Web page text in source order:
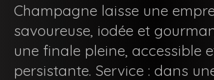
Champagne laisse une
savoureuse, iodée et
une finale pleine, accessible
persistante. Service : dans